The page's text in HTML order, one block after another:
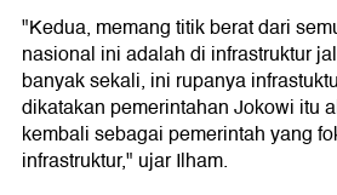
"Kedua, memang titik berat dari
nasional ini adalah di infrastruktur
banyak sekali, ini rupanya
dikatakan pemerintahan Jokowi itu
kembali sebagai pemerintah yang
infrastruktur," ujar Ilham.